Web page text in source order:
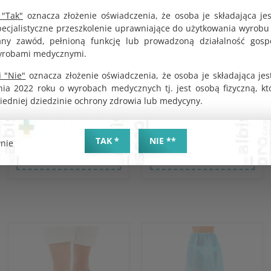
oznacza złożenie oświadczenia, że osoba je składająca
przeszkolenie uprawniające do użytkowania
zawód, pełnioną funkcję lub prowadzoną działalność
medycznymi.
"Nie" oznacza złożenie oświadczenia, że osoba je składająca
2022 roku o wyrobach medycznych tj. jest osobą fizyczną,
dziedzinie ochrony zdrowia lub medycyny.
TAK * NIE **
Wziernik ginekologiczny
jednorazowy XS Cusco
sterylny
KOD PRODUKTU:
G0101
BRUTTO
1.19 zł
1.10 zł
Wziernik ginekologiczny
jednorazowy L Cusco
sterylny
G0077
BRUTTO
1.19 zł
1.10 zł